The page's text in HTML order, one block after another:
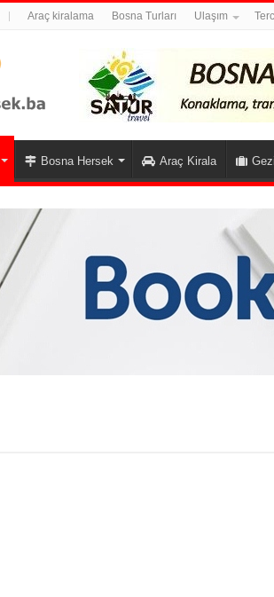
Araç kiralama Bosna Turları Ulaşım
Bosna Hersek Araç Kirala